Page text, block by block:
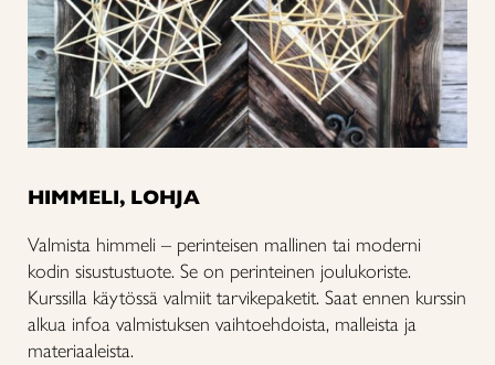
HIMMELI, LOHJA
Valmista himmeli – perinteisen mallinen tai moderni
kodin sisustustuote. Se on perinteinen joulukoriste.
Kurssilla käytössä valmiit tarvikepaketit. Saat ennen kurssin
alkua infoa valmistuksen vaihtoehdoista, malleista ja
materiaaleista.